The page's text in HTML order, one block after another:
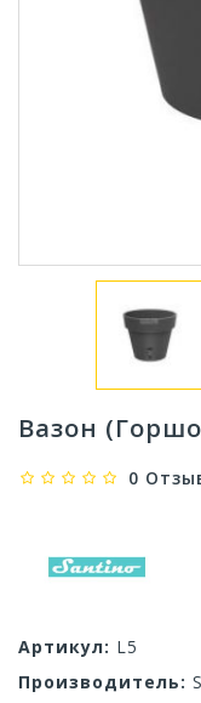
Вазон
0
Артикул: L5
Производитель: